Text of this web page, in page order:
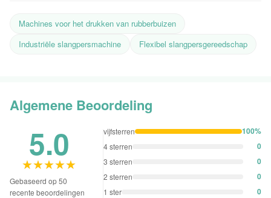
Machines voor het drukken van rubberbuizen
Industriële slangpersmachine
Flexibel slangpersgereedschap
Algemene Beoordeling
5.0
★★★★★
★★★★★
Gebaseerd op 50
recente beoordelingen
vijfsterren 100%
4 sterren 0
3 sterren 0
2 sterren 0
1 ster 0